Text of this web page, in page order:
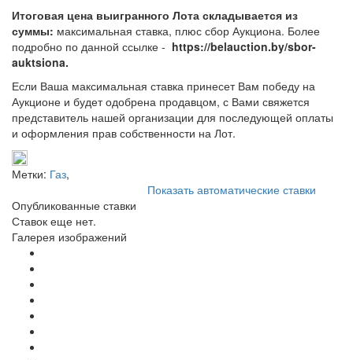
Итоговая цена выигранного Лота складывается из
суммы: максимальная ставка, плюс сбор Аукциона. Более
подробно по данной ссылке - https://belauction.by/sbor-
auktsiona.
Если Ваша максимальная ставка принесет Вам победу на
Аукционе и будет одобрена продавцом, с Вами свяжется
представитель нашей организации для последующей оплаты
и оформления прав собственности на Лот.
Метки: Газ,
Показать автоматические ставки
Опубликованные ставки
Ставок еще нет.
Галерея изображений